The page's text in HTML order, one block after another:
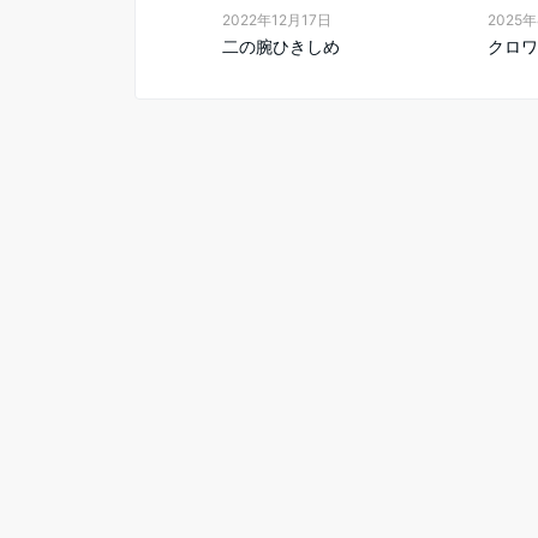
2022年12月17日
二の腕ひきしめ
2025
クロ